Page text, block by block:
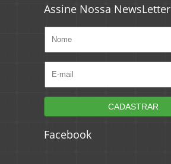
Assine Nossa NewsLetter
Facebook